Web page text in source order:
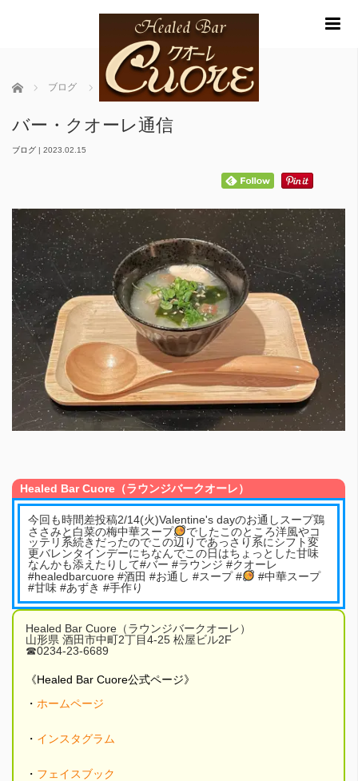
ホーム ブログ バー・クオーレ通信
バー・クオーレ通信
ブログ | 2023.02.15
Healed Bar Cuore（ラウンジバークオーレ）
今回も時間差投稿2/14(火)Valentine's dayのお通しスープ鶏
ささみと白菜の梅中華スープ
でしたこのところ洋風やコ
ッテリ系続きだったのでこの辺りであっさり系にシフト変
更バレンタインデーにちなんでこの日はちょっとした甘味
なんかも添えたりして#バー #ラウンジ #クオーレ
#healedbarcuore #酒田 #お通し #スープ #
#中華スープ
#甘味 #あずき #手作り
Healed Bar Cuore（ラウンジバークオーレ）
山形県 酒田市中町2丁目4-25 松屋ビル2F
☎︎0234-23-6689
《Healed Bar Cuore公式ページ》
・ ホームページ
・ インスタグラム
・ フェイスブック